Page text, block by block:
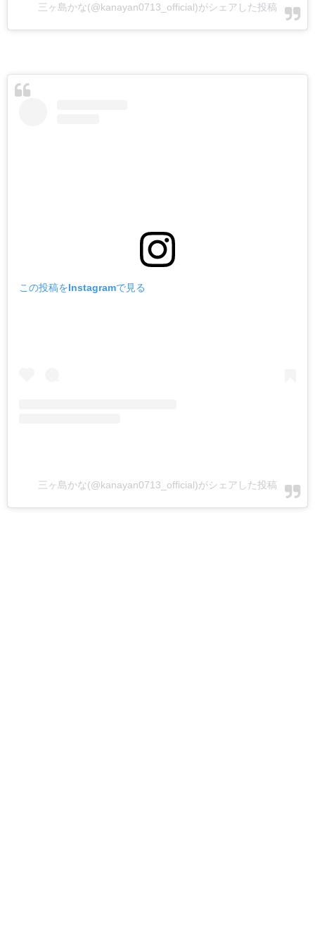
三ヶ島かな(@kanayan0713_official)がシェアした投稿
この投稿をInstagramで見る
三ヶ島かな(@kanayan0713_official)がシェアした投稿